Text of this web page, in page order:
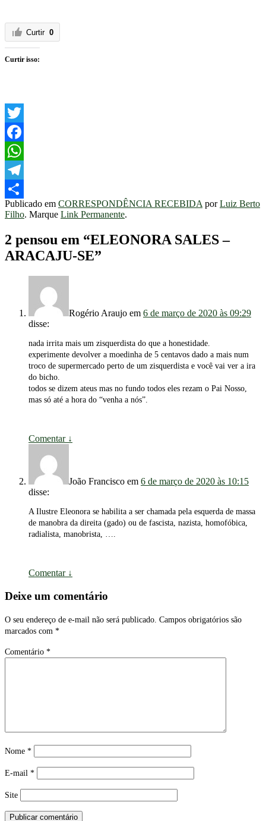
Curtir 0
Curtir isso:
Twitter
Facebook
WhatsApp
Telegram
Share
Publicado em CORRESPONDÊNCIA RECEBIDA porLuiz Berto
Filho. Marque Link Permanente.
2 pensou em “ELEONORA SALES –
ARACAJU-SE”
Rogério Araujo em 6 de março de 2020 às 09:29
disse:
nada irrita mais um zisquerdista do que a honestidade.
experimente devolver a moedinha de 5 centavos dado a mais num
troco de supermercado perto de um zisquerdista e você vai ver a ira
do bicho.
todos se dizem ateus mas no fundo todos eles rezam o Pai Nosso,
mas só até a hora do “venha a nós”.
Comentar ↓
João Francisco em 6 de março de 2020 às 10:15
disse:
A Ilustre Eleonora se habilita a ser chamada pela esquerda de massa
de manobra da direita (gado) ou de fascista, nazista, homofóbica,
radialista, manobrista, ….
Comentar ↓
Deixe um comentário
O seu endereço de e-mail não será publicado. Campos obrigatórios são
marcados com *
Comentário *
Nome *
E-mail *
Site